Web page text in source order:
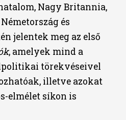
Nagy Britannia,
és
jelentek meg az első
, amelyek mind a
törekvéseivel
illetve azokat
elmélet síkon is